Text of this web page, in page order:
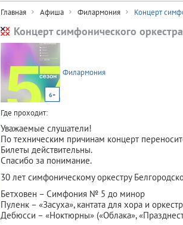
Главная Афиша Филармония Концерт
Концерт симфонического оркестра
6+
Филармония
Где проходит:
Уважаемые слушатели!
По техническим причинам концерт
Билеты действительны.
Спасибо за понимание.
30 лет симфоническому оркестру
Бетховен – Симфония № 5 до минор
Пуленк – «Засуха», кантата для хора и
Дебюсси – «Ноктюрны» («Облака»,